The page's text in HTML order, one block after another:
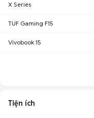
X Series
TUF Gaming F15
Vivobook 15
Tiện ích